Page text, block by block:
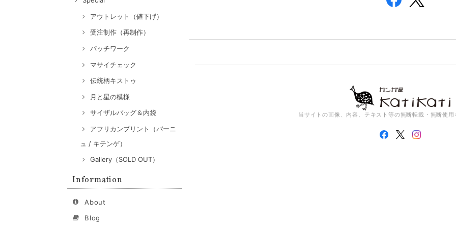
アウトレット（値下げ）
受注制作（再制作）
パッチワーク
マサイチェック
伝統柄キストゥ
月と星の模様
サイザルバッグ＆内袋
アフリカンプリント（パーニ
ュ / キテンゲ）
Gallery（SOLD OUT）
Information
About
Blog
当サイトの画像、内容、テキスト等の無断転載・無断使用